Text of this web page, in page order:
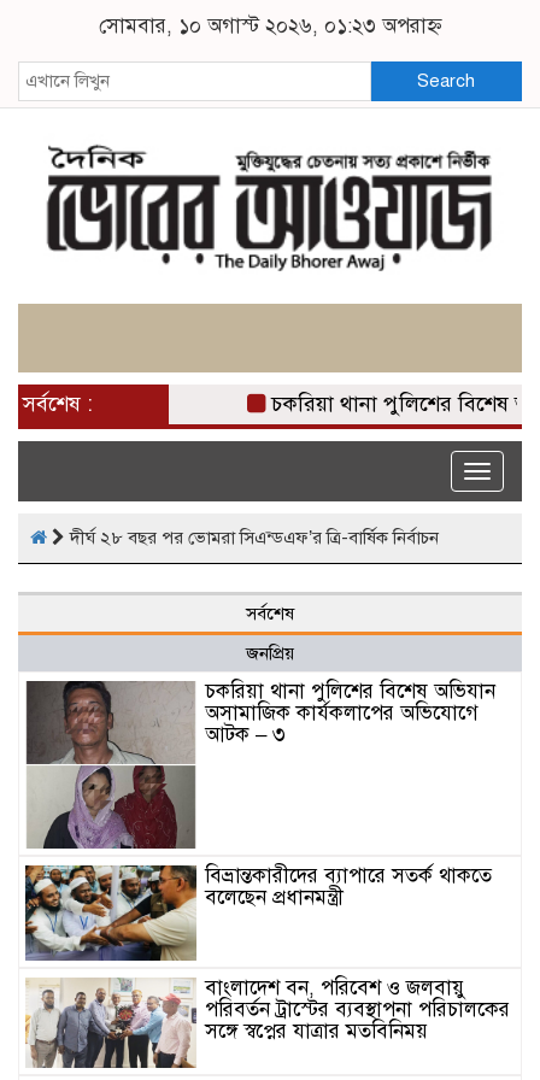
সোমবার, ১০ অগাস্ট ২০২৬, ০১:২৩ অপরাহ্ন
Search
সর্বশেষ : চকরিয়া থানা পুলিশের বিশেষ
Toggle
দীর্ঘ ২৮ বছর পর ভোমরা সিএন্ডএফ’র ত্রি-বার্ষিক নির্বাচন
সর্বশেষ
জনপ্রিয়
চকরিয়া থানা পুলিশের বিশেষ অভিযান
অসামাজিক কার্যকলাপের অভিযোগে
আটক – ৩
বিভ্রান্তকারীদের ব্যাপারে সতর্ক থাকতে
বলেছেন প্রধানমন্ত্রী
বাংলাদেশ বন, পরিবেশ ও জলবায়ু
পরিবর্তন ট্রাস্টের ব্যবস্থাপনা পরিচালকের
সঙ্গে স্বপ্নের যাত্রার মতবিনিময়